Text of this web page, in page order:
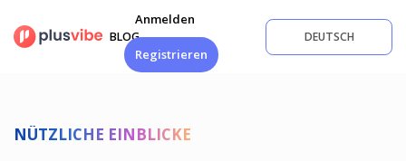
Inhalt
springen
BLOG
Anmelden
Registrieren
DEUTSCH
NÜTZLICHE EINBLICKE